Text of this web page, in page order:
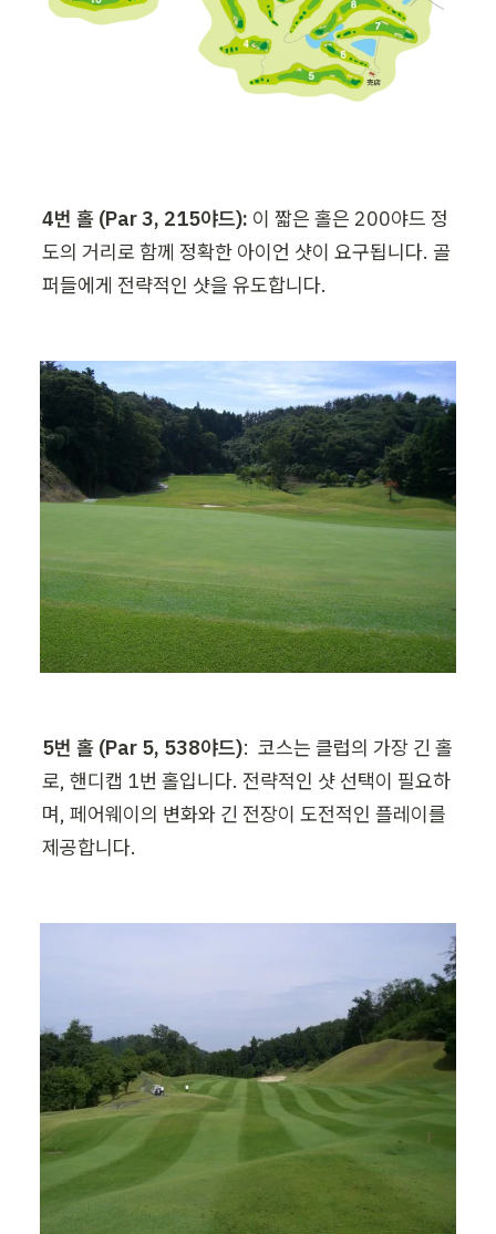
4번 홀 (Par 3, 215야드): 이 짧은 홀은 200야드 정
도의 거리로 함께 정확한 아이언 샷이 요구됩니다. 골
퍼들에게 전략적인 샷을 유도합니다.
5번 홀 (Par 5, 538야드):  코스는 클럽의 가장 긴 홀
로, 핸디캡 1번 홀입니다. 전략적인 샷 선택이 필요하
며, 페어웨이의 변화와 긴 전장이 도전적인 플레이를
제공합니다​.